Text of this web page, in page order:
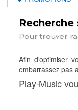
Recherche
Pour trouver
Afin d'optimiser
embarrassez pas
Play-Music